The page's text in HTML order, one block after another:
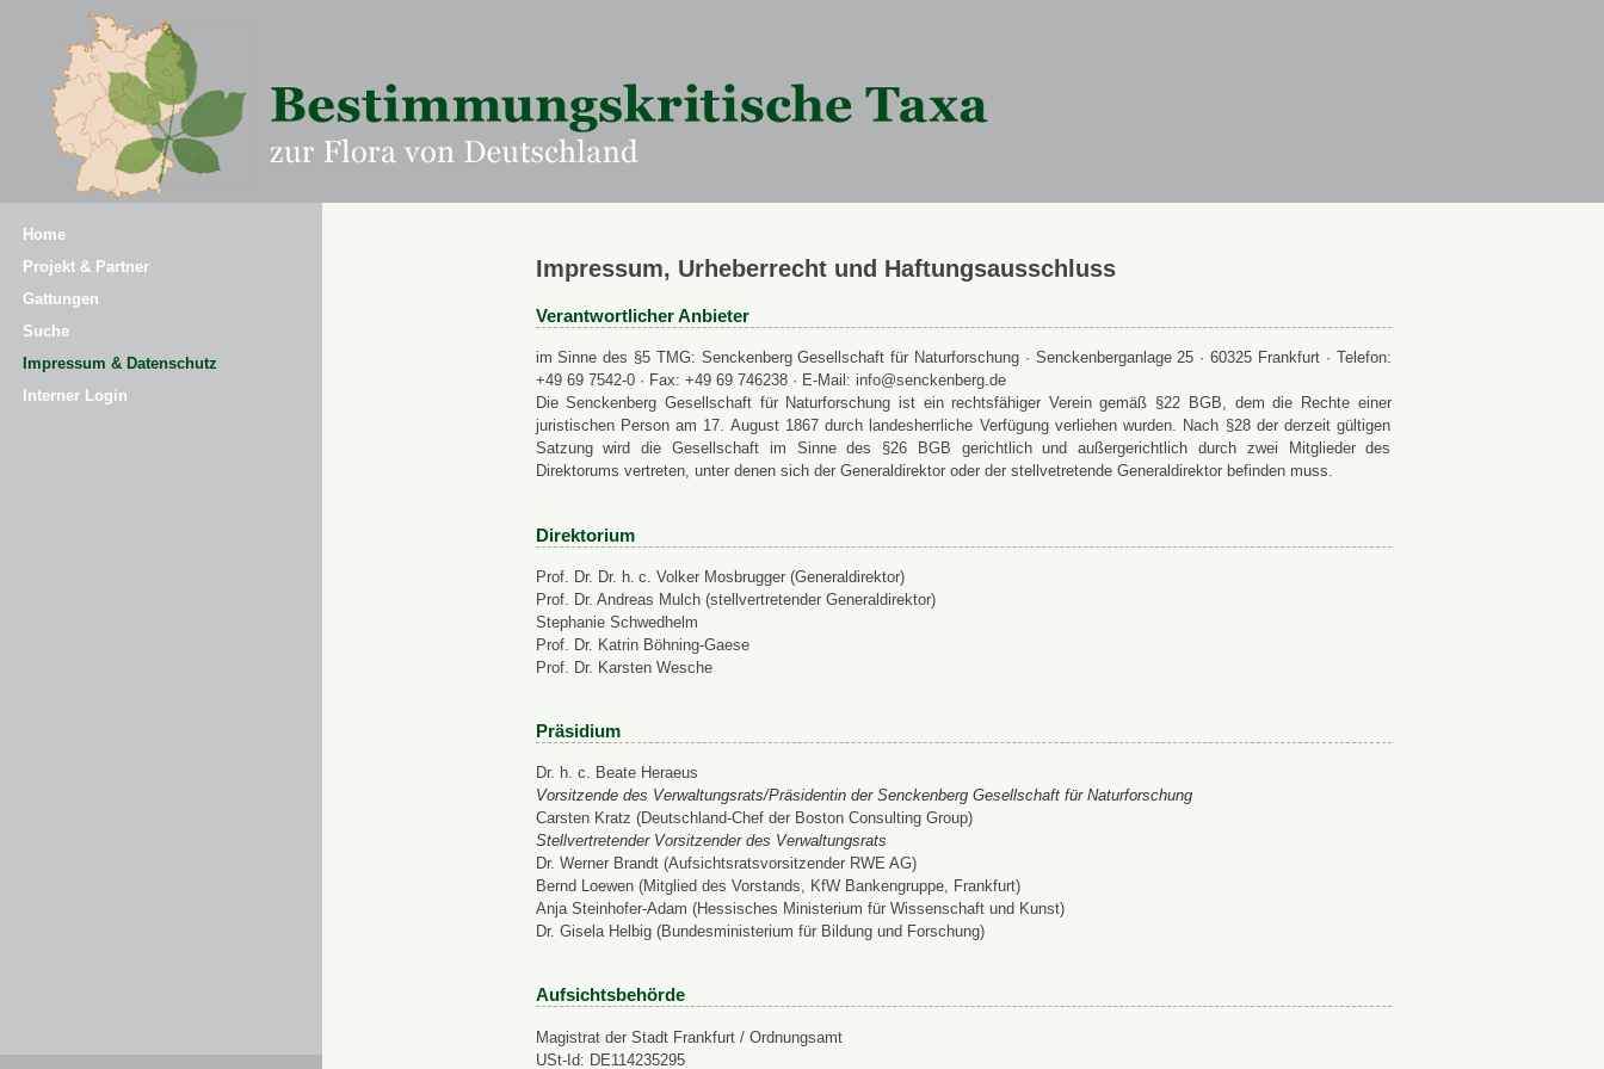
Home
Projekt & Partner
Gattungen
Suche
Impressum & Datenschutz
Interner Login
Impressum, Urheberrecht und Haftungsausschluss
Verantwortlicher Anbieter
im Sinne des §5 TMG: Senckenberg Gesellschaft für Naturforschung · Senckenberganlage 25 · 60325 Frankfurt · Telefon:
+49 69 7542-0 · Fax: +49 69 746238 · E-Mail: info@senckenberg.de
Die Senckenberg Gesellschaft für Naturforschung ist ein rechtsfähiger Verein gemäß §22 BGB, dem die Rechte einer
juristischen Person am 17. August 1867 durch landesherrliche Verfügung verliehen wurden. Nach §28 der derzeit gültigen
Satzung wird die Gesellschaft im Sinne des §26 BGB gerichtlich und außergerichtlich durch zwei Mitglieder des
Direktorums vertreten, unter denen sich der Generaldirektor oder der stellvetretende Generaldirektor befinden muss.
Direktorium
Prof. Dr. Dr. h. c. Volker Mosbrugger (Generaldirektor)
Prof. Dr. Andreas Mulch (stellvertretender Generaldirektor)
Stephanie Schwedhelm
Prof. Dr. Katrin Böhning-Gaese
Prof. Dr. Karsten Wesche
Präsidium
Dr. h. c. Beate Heraeus
Vorsitzende des Verwaltungsrats/Präsidentin der Senckenberg Gesellschaft für Naturforschung
Carsten Kratz (Deutschland-Chef der Boston Consulting Group)
Stellvertretender Vorsitzender des Verwaltungsrats
Dr. Werner Brandt (Aufsichtsratsvorsitzender RWE AG)
Bernd Loewen (Mitglied des Vorstands, KfW Bankengruppe, Frankfurt)
Anja Steinhofer-Adam (Hessisches Ministerium für Wissenschaft und Kunst)
Dr. Gisela Helbig (Bundesministerium für Bildung und Forschung)
Aufsichtsbehörde
Magistrat der Stadt Frankfurt / Ordnungsamt
USt-Id: DE114235295